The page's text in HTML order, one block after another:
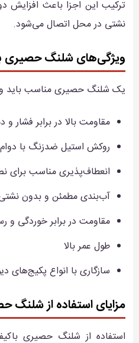
ترکیب این اجزا باعث افزایش
نشتی در محل اتصال می‌شود.
ویژگی‌های شلنگ حصیری
یک شلنگ حصیری مناسب باید
مقاومت بالا در برابر فشار
روکش استیل ضدزنگ با دوام
انعطاف‌پذیری مناسب برای
آب‌بندی مطمئن و بدون
مقاومت در برابر خوردگی و
طول عمر بالا
سازگاری با انواع پکیج‌های
مزایای استفاده از شلنگ
استفاده از شلنگ حصیری